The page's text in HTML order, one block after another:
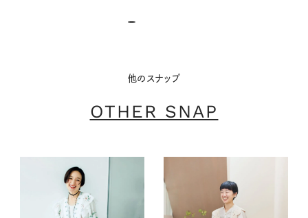
他のスナップ
OTHER SNAP